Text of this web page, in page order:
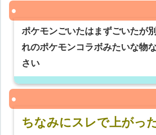
ポケモンごいたはまずごいたが
れのポケモンコラボみたいな物
さい
ちなみにスレで上がっ